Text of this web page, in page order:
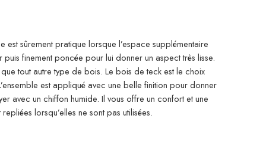
sûrement pratique lorsque l’espace supplémentaire
finement poncée pour lui donner un aspect très lisse.
tout autre type de bois. Le bois de teck est le choix
est appliqué avec une belle finition pour donner
avec un chiffon humide. Il vous offre un confort et une
lorsqu’elles ne sont pas utilisées.